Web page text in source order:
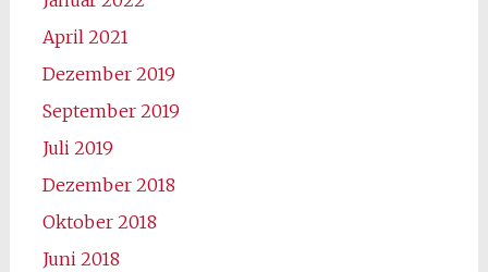
April 2021
Dezember 2019
September 2019
Juli 2019
Dezember 2018
Oktober 2018
Juni 2018